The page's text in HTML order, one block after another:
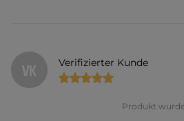
VK Verifizierter Kunde
Produkt